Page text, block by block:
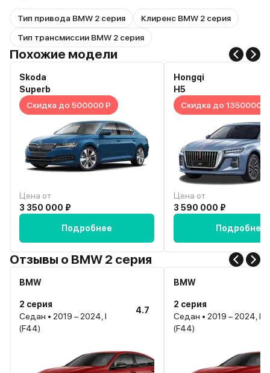
Тип привода BMW 2 серия
Клиренс BMW 2 серия
Тип трансмиссии BMW 2 серия
Похожие модели
Skoda
Superb
Скидка до 500000 Р
Цена от
3 350 000 ₽
Подробнее
Hongqi
H5
Скидка до 1350000 Р
Цена от
3 590 000 ₽
Подробнее
Отзывы о BMW 2 серия
BMW
2 серия
Седан • 2019 – 2024, I
(F44)
4.7
BMW
2 серия
Седан • 2019 – 2024, I
(F44)